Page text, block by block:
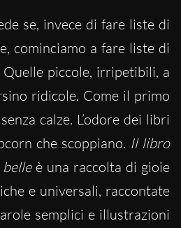
se, invece di fare liste di
cominciamo a fare liste di
Quelle piccole, irripetibili, a
ridicole. Come il primo
calze. L’odore dei libri
che scoppiano. Il libro
è una raccolta di gioie
e universali, raccontate
semplici e illustrazioni